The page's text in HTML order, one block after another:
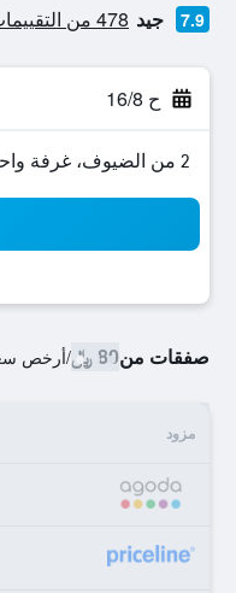
7.9 جيد 478 من التقييمات تم التحقق منها
ح 16/8
2 من الضيوف، غرفة واحدة
صفقات من80 ﷼ /أرخص
مزود